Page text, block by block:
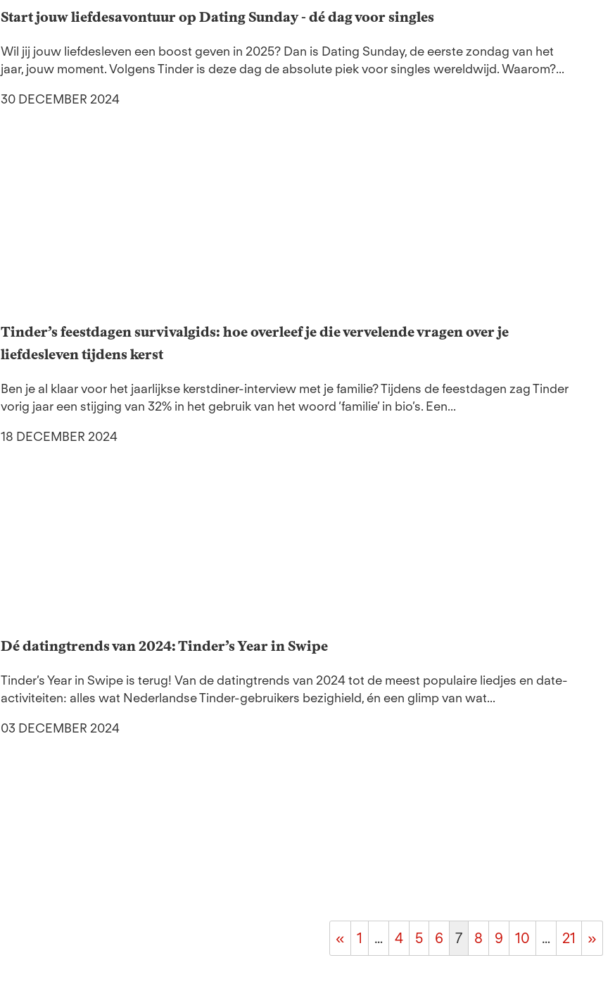
Start jouw liefdesavontuur op Dating Sunday - dé dag voor singles
Wil jij jouw liefdesleven een boost geven in 2025? Dan is Dating Sunday, de eerste zondag van het
jaar, jouw moment. Volgens Tinder is deze dag de absolute piek voor singles wereldwijd. Waarom?...
30 DECEMBER 2024
Tinder’s feestdagen survivalgids: hoe overleef je die vervelende vragen over je
liefdesleven tijdens kerst
Ben je al klaar voor het jaarlijkse kerstdiner-interview met je familie? Tijdens de feestdagen zag Tinder
vorig jaar een stijging van 32% in het gebruik van het woord ‘familie’ in bio’s. Een...
18 DECEMBER 2024
Dé datingtrends van 2024: Tinder’s Year in Swipe
Tinder’s Year in Swipe is terug! Van de datingtrends van 2024 tot de meest populaire liedjes en date-
activiteiten: alles wat Nederlandse Tinder-gebruikers bezighield, én een glimp van wat...
03 DECEMBER 2024
« 1 … 4 5 6 7 8 9 10 … 21 »